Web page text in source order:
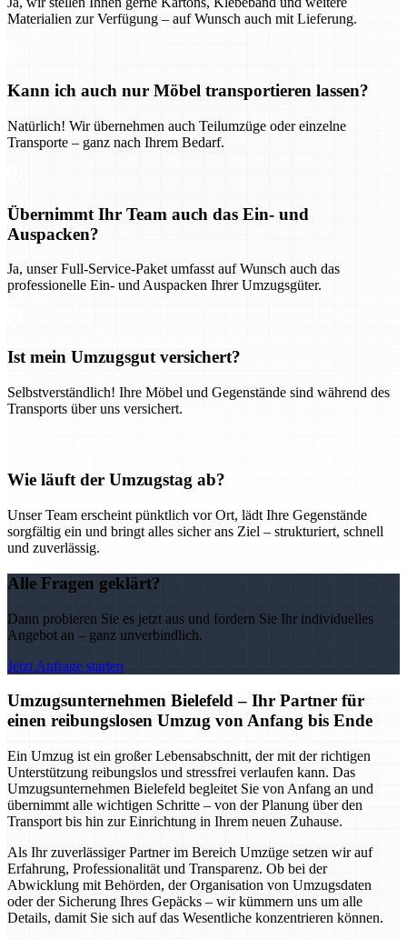
Materialien zur Verfügung – auf Wunsch auch mit Lieferung.
Kann ich auch nur Möbel transportieren lassen?
Natürlich! Wir übernehmen auch Teilumzüge oder einzelne
Transporte – ganz nach Ihrem Bedarf.
Übernimmt Ihr Team auch das Ein- und
Auspacken?
Ja, unser Full-Service-Paket umfasst auf Wunsch auch das
professionelle Ein- und Auspacken Ihrer Umzugsgüter.
Ist mein Umzugsgut versichert?
Selbstverständlich! Ihre Möbel und Gegenstände sind während des
Transports über uns versichert.
Wie läuft der Umzugstag ab?
Unser Team erscheint pünktlich vor Ort, lädt Ihre Gegenstände
sorgfältig ein und bringt alles sicher ans Ziel – strukturiert, schnell
und zuverlässig.
Alle Fragen geklärt?
Dann probieren Sie es jetzt aus und fordern Sie Ihr individuelles
Angebot an – ganz unverbindlich.
Jetzt Anfrage starten
Umzugsunternehmen Bielefeld – Ihr Partner für
einen reibungslosen Umzug von Anfang bis Ende
Ein Umzug ist ein großer Lebensabschnitt, der mit der richtigen
Unterstützung reibungslos und stressfrei verlaufen kann. Das
Umzugsunternehmen Bielefeld begleitet Sie von Anfang an und
übernimmt alle wichtigen Schritte – von der Planung über den
Transport bis hin zur Einrichtung in Ihrem neuen Zuhause.
Als Ihr zuverlässiger Partner im Bereich Umzüge setzen wir auf
Erfahrung, Professionalität und Transparenz. Ob bei der
Abwicklung mit Behörden, der Organisation von Umzugsdaten
oder der Sicherung Ihres Gepäcks – wir kümmern uns um alle
Details, damit Sie sich auf das Wesentliche konzentrieren können.